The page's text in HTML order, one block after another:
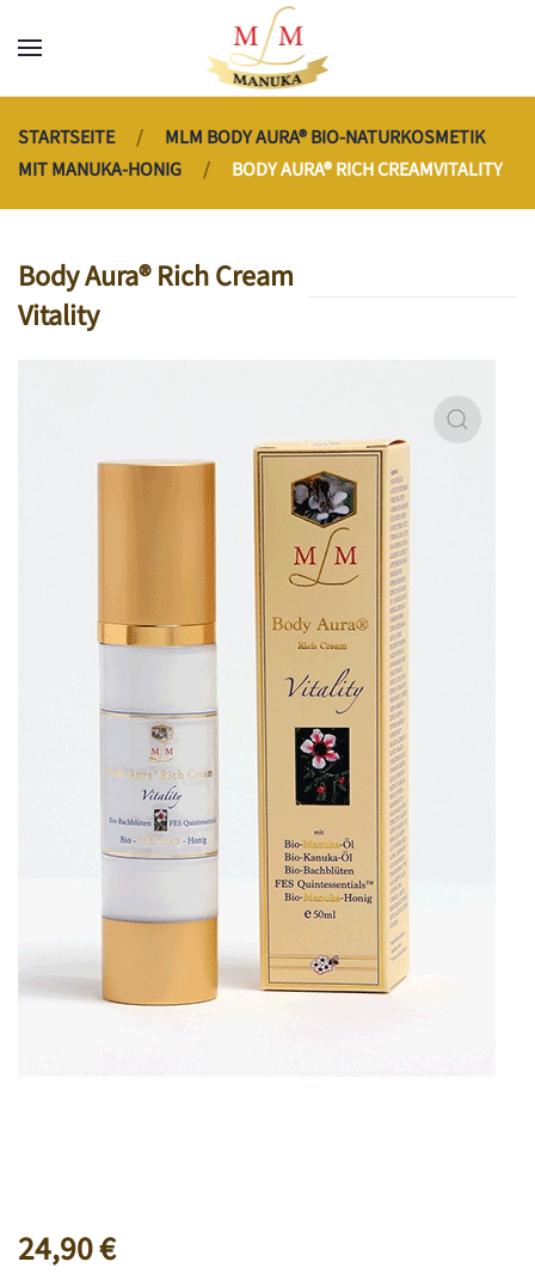
Skip to main content
STARTSEITE
MLM BODY AURA® BIO-NATURKOSMETIK
MIT MANUKA-HONIG
BODY AURA® RICH CREAMVITALITY
Body Aura® Rich Cream
Vitality
24,90€